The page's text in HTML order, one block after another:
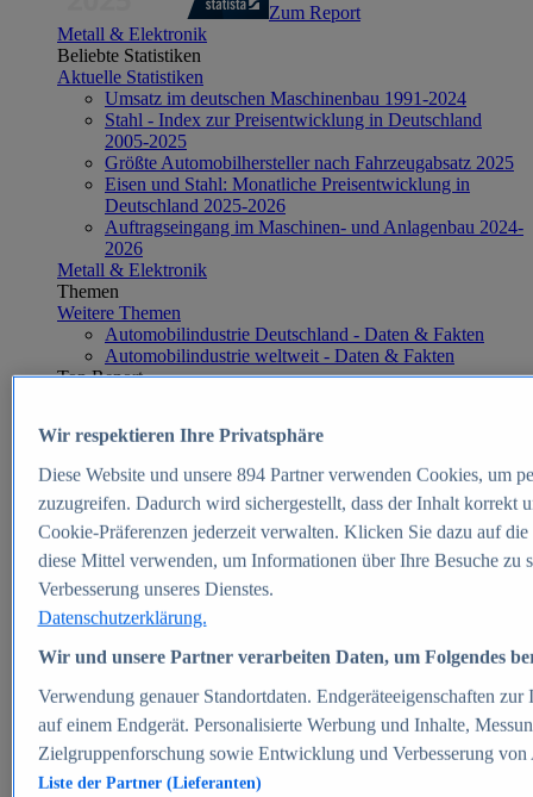
Zum Report
Metall & Elektronik
Beliebte Statistiken
Aktuelle Statistiken
Umsatz im deutschen Maschinenbau 1991-2024
Stahl - Index zur Preisentwicklung in Deutschland
2005-2025
Größte Automobilhersteller nach Fahrzeugabsatz 2025
Eisen und Stahl: Monatliche Preisentwicklung in
Deutschland 2025-2026
Auftragseingang im Maschinen- und Anlagenbau 2024-
2026
Metall & Elektronik
Themen
Weitere Themen
Automobilindustrie Deutschland - Daten & Fakten
Automobilindustrie weltweit - Daten & Fakten
Top Report
Zum Report
E-commerce
Beliebte Statistiken
Aktuelle Statistiken
E-Commerce - Entwicklung des Umsatzes in
Deutschland 1999-2025
Umsatz von Amazon in Deutschland und weltweit
2010-2025
B2C-E-Commerce: Top-50 Online Shops in
Deutschland 2024
Marktanteile von Online-Zahlungsverfahren in
Deutschland 2024
Umsatzstarke Warengruppen im Online-Handel in
Deutschland 2023-2025
Wir respektieren Ihre Privatsphäre
Diese Website und unsere 894Partner verwenden Cookies, um
zuzugreifen. Dadurch wird sichergestellt, dass der Inhalt korrekt
Cookie-Präferenzen jederzeit verwalten. Klicken Sie dazu auf
diese Mittel verwenden, um Informationen über Ihre Besuche
Verbesserung unseres Dienstes.
Datenschutzerklärung.
Wir und unsere Partner verarbeiten Daten, um Folgendes
Verwendung genauer Standortdaten. Endgeräteeigenschaften
auf einem Endgerät. Personalisierte Werbung und Inhalte,
Zielgruppenforschung sowie Entwicklung und Verbesserung von
Liste der Partner (Lieferanten)